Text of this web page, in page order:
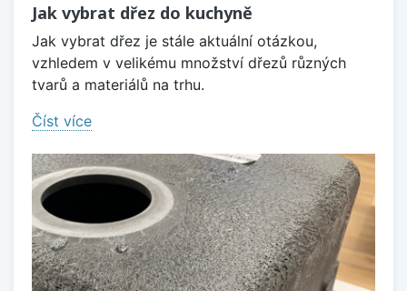
Jak vybrat dřez do kuchyně
Jak vybrat dřez je stále aktuální otázkou,
vzhledem v velikému množství dřezů různých
tvarů a materiálů na trhu.
Číst více